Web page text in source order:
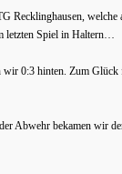
Recklinghausen,
letzten Spiel in Haltern…
0:3 hinten. Zum
Abwehr bekamen wir